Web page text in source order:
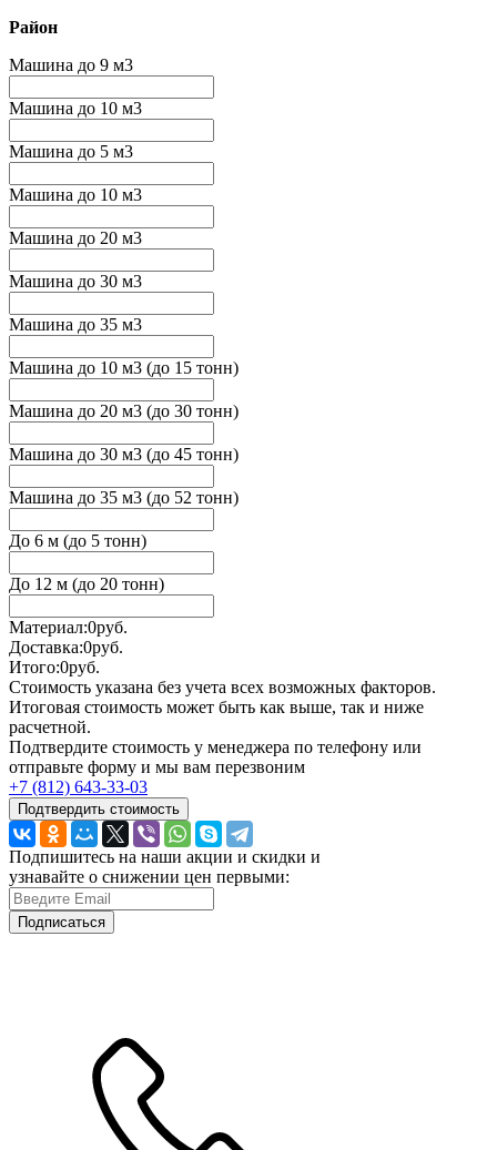
Район
Машина до 9 м3
Машина до 10 м3
Машина до 5 м3
Машина до 10 м3
Машина до 20 м3
Машина до 30 м3
Машина до 35 м3
Машина до 10 м3 (до 15 тонн)
Машина до 20 м3 (до 30 тонн)
Машина до 30 м3 (до 45 тонн)
Машина до 35 м3 (до 52 тонн)
До 6 м (до 5 тонн)
До 12 м (до 20 тонн)
Материал:0руб.
Доставка:0руб.
Итого:0руб.
Стоимость указана без учета всех возможных факторов.
Итоговая стоимость может быть как выше, так и ниже
расчетной.
Подтвердите стоимость у менеджера по телефону или
отправьте форму и мы вам перезвоним
+7 (812) 643-33-03
Подтвердить стоимость
Подпишитесь на наши акции и скидки и
узнавайте о снижении цен первыми:
Подписаться